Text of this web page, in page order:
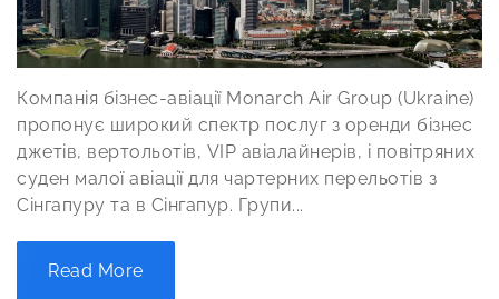
Компанія бізнес-авіації Monarch Air Group (Ukraine)
пропонує широкий спектр послуг з оренди бізнес
джетів, вертольотів, VIP авіалайнерів, і повітряних
суден малої авіації для чартерних перельотів з
Сінгапуру та в Сінгапур. Групи...
Read More